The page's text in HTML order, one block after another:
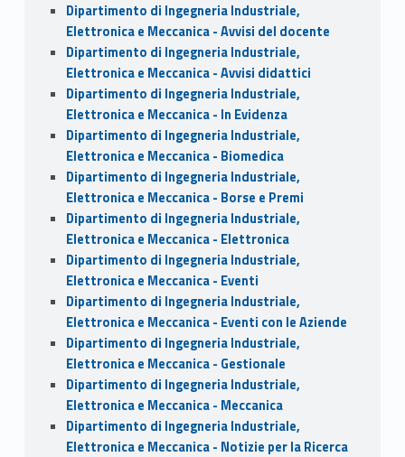
Dipartimento di Ingegneria Industriale,
Elettronica e Meccanica - Avvisi del docente
Dipartimento di Ingegneria Industriale,
Elettronica e Meccanica - Avvisi didattici
Dipartimento di Ingegneria Industriale,
Elettronica e Meccanica - In Evidenza
Dipartimento di Ingegneria Industriale,
Elettronica e Meccanica - Biomedica
Dipartimento di Ingegneria Industriale,
Elettronica e Meccanica - Borse e Premi
Dipartimento di Ingegneria Industriale,
Elettronica e Meccanica - Elettronica
Dipartimento di Ingegneria Industriale,
Elettronica e Meccanica - Eventi
Dipartimento di Ingegneria Industriale,
Elettronica e Meccanica - Eventi con le Aziende
Dipartimento di Ingegneria Industriale,
Elettronica e Meccanica - Gestionale
Dipartimento di Ingegneria Industriale,
Elettronica e Meccanica - Meccanica
Dipartimento di Ingegneria Industriale,
Elettronica e Meccanica - Notizie per la Ricerca